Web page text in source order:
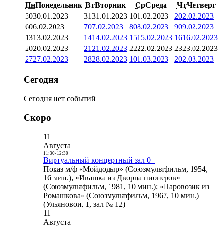
ПнПонедельник ВтВторник СрСреда ЧтЧетверг
3030.01.2023 3131.01.2023 101.02.2023 202.02.2023
606.02.2023 707.02.2023 808.02.2023 909.02.2023
1313.02.2023 1414.02.2023 1515.02.2023 1616.02.2023
2020.02.2023 21 21.02.2023 2222.02.2023 2323.02.2023
2727.02.2023 2828.02.2023 101.03.2023 202.03.2023
Сегодня
Сегодня нет событий
Скоро
11
Августа
11:30- 12:30
Виртуальный концертный зал 0+
Показ м/ф «Мойдодыр» (Союзмультфильм, 1954,
16 мин.); «Ивашка из Дворца пионеров»
(Союзмультфильм, 1981, 10 мин.); «Паровозик из
Ромашкова» (Союзмультфильм, 1967, 10 мин.)
(Ульяновой, 1, зал № 12)
11
Августа